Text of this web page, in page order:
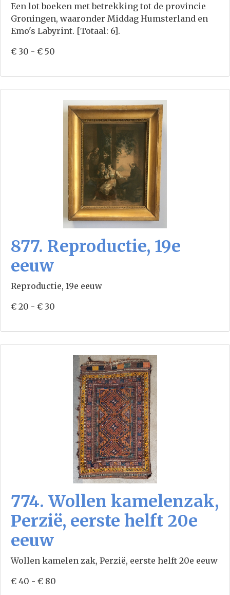
Een lot boeken met betrekking tot de provincie
Groningen, waaronder Middag Humsterland en
Emo's Labyrint. [Totaal: 6].
€ 30 - € 50
877. Reproductie, 19e
eeuw
Reproductie, 19e eeuw
€ 20 - € 30
774. Wollen kamelenzak,
Perzië, eerste helft 20e
eeuw
Wollen kamelen zak, Perzië, eerste helft 20e eeuw
€ 40 - € 80